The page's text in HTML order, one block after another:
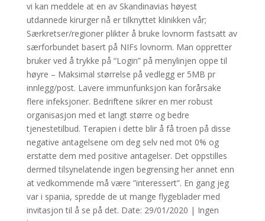
vi kan meddele at en av Skandinavias høyest
utdannede kirurger nå er tilknyttet klinikken vår;
Særkretser/regioner plikter å bruke lovnorm fastsatt av
særforbundet basert på NIFs lovnorm. Man oppretter
bruker ved å trykke på “Login” på menylinjen oppe til
høyre – Maksimal størrelse på vedlegg er 5MB pr
innlegg/post. Lavere immunfunksjon kan forårsake
flere infeksjoner. Bedriftene sikrer en mer robust
organisasjon med et langt større og bedre
tjenestetilbud. Terapien i dette blir å få troen på disse
negative antagelsene om deg selv ned mot 0% og
erstatte dem med positive antagelser. Det oppstilles
dermed tilsynelatende ingen begrensing her annet enn
at vedkommende må være ”interessert”. En gang jeg
var i spania, spredde de ut mange flygeblader med
invitasjon til å se på det. Date: 29/01/2020 | Ingen